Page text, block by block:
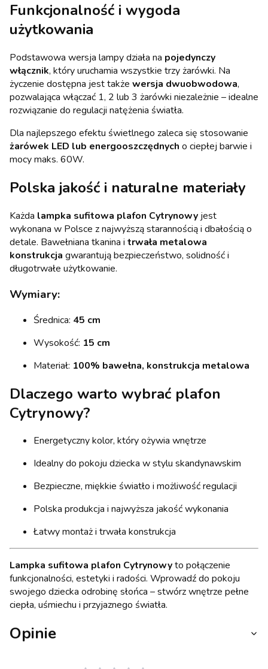
Funkcjonalność i wygoda
użytkowania
Podstawowa wersja lampy działa na pojedynczy
włącznik, który uruchamia wszystkie trzy żarówki. Na
życzenie dostępna jest także wersja dwuobwodowa,
pozwalająca włączać 1, 2 lub 3 żarówki niezależnie – idealne
rozwiązanie do regulacji natężenia światła.
Dla najlepszego efektu świetlnego zaleca się stosowanie
żarówek LED lub energooszczędnych o ciepłej barwie i
mocy maks. 60W.
Polska jakość i naturalne materiały
Każda lampka sufitowa plafon Cytrynowy jest
wykonana w Polsce z najwyższą starannością i dbałością o
detale. Bawełniana tkanina i trwała metalowa
konstrukcja gwarantują bezpieczeństwo, solidność i
długotrwałe użytkowanie.
Wymiary:
Średnica: 45 cm
Wysokość: 15 cm
Materiał: 100% bawełna, konstrukcja metalowa
Dlaczego warto wybrać plafon
Cytrynowy?
Energetyczny kolor, który ożywia wnętrze
Idealny do pokoju dziecka w stylu skandynawskim
Bezpieczne, miękkie światło i możliwość regulacji
Polska produkcja i najwyższa jakość wykonania
Łatwy montaż i trwała konstrukcja
Lampka sufitowa plafon Cytrynowyto połączenie
funkcjonalności, estetyki i radości. Wprowadź do pokoju
swojego dziecka odrobinę słońca – stwórz wnętrze pełne
ciepła, uśmiechu i przyjaznego światła.
Opinie